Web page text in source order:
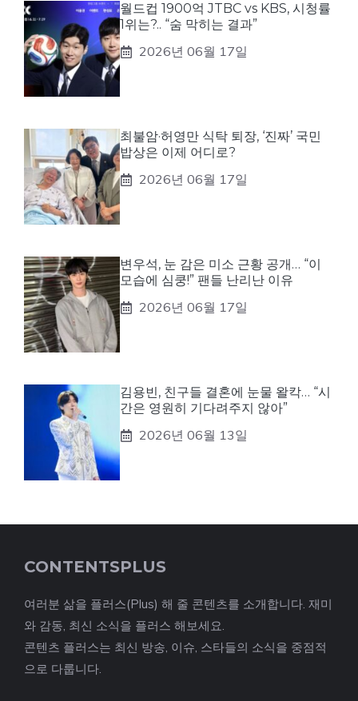
월드컵 1900억 JTBC vs KBS, 시청률
1위는?.. “숨 막히는 결과”
2026년 06월 17일
최불암·허영만 식탁 퇴장, ‘진짜’ 국민
밥상은 이제 어디로?
2026년 06월 17일
변우석, 눈 감은 미소 근황 공개… “이
모습에 심쿵!” 팬들 난리난 이유
2026년 06월 17일
김용빈, 친구들 결혼에 눈물 왈칵… “시
간은 영원히 기다려주지 않아”
2026년 06월 13일
CONTENTSPLUS
여러분 삶을 플러스(Plus) 해 줄 콘텐츠를 소개합니다. 재미
와 감동, 최신 소식을 플러스 해보세요.
콘텐츠 플러스는 최신 방송, 이슈, 스타들의 소식을 중점적
으로 다룹니다.